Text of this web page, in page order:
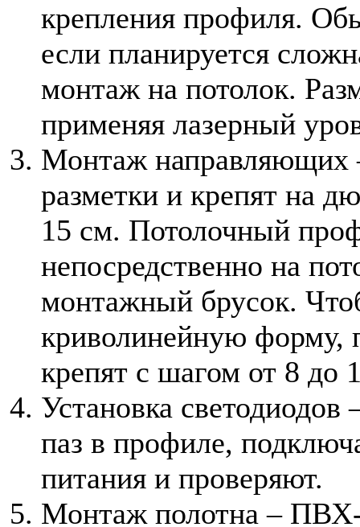
крепления профиля.
если планируется
монтаж на потолок.
применяя лазерный
Монтаж направляющих
разметки и крепят на
15 см. Потолочный
непосредственно на
монтажный брусок.
криволинейную форму,
крепят с шагом от 8 до
Установка
паз в профиле,
питания и проверяют.
Монтаж полотна – ПВХ-